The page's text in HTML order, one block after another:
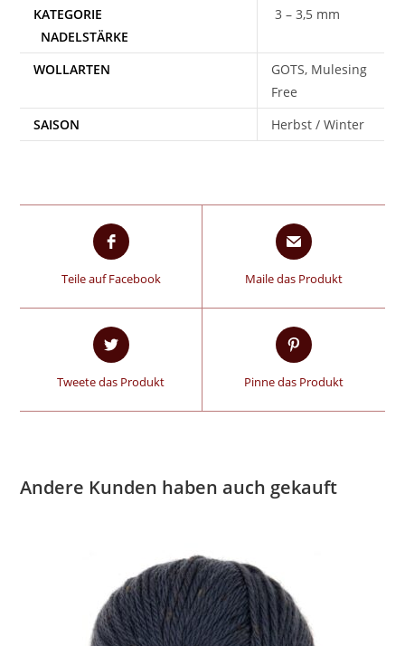
3 – 3,5 mm
WOLLARTEN
GOTS, Mulesing
Free
SAISON
Herbst / Winter
Teile auf Facebook Maile das Produkt
Tweete das Produkt Pinne das Produkt
Andere Kunden haben auch gekauft